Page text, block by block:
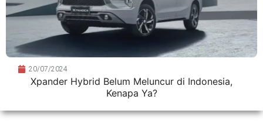
20/07/2024
Xpander Hybrid Belum Meluncur di Indonesia,
Kenapa Ya?